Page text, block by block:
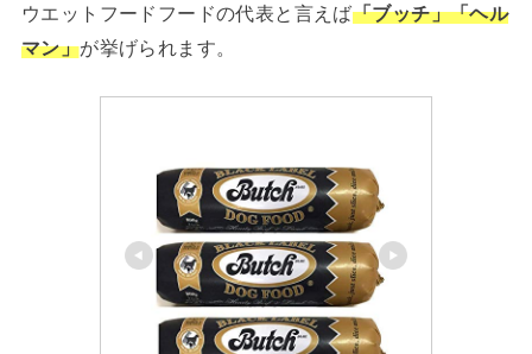
ウエットフードフードの代表と言えば「ブッチ」「ヘル
マン」が挙げられます。